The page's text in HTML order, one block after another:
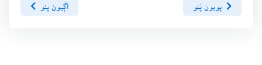
پويون پَنو اڳيون پنو